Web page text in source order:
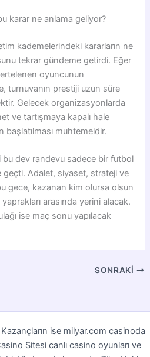
karar ne anlama geliyor?
kademelerindeki kararların ne
tekrar gündeme getirdi. Eğer
oyuncunun
turnuvanın prestiji uzun süre
Gelecek organizasyonlarda
ve tartışmaya kapalı hale
başlatılması muhtemeldir.
bu dev randevu sadece bir futbol
geçti. Adalet, siyaset, strateji ve
gece, kazanan kim olursa olsun
arasında yerini alacak.
ise maç sonu yapılacak
SONRAKI
ise milyar.com casinoda
Sitesi canlı casino oyunları ve